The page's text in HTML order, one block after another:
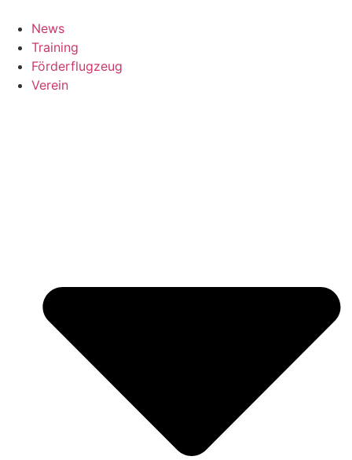
News
Training
Förderflugzeug
Verein